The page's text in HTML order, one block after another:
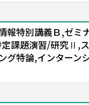
報特別講義Ｂ,ゼ
題演習/研究Ⅱ,ス
特論,インター